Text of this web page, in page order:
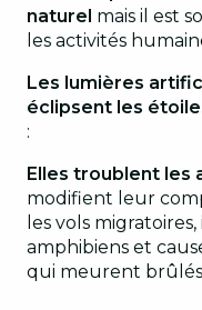
naturel mais il est
les activités
Les lumières
éclipsent les
:
Elles troublent les
modifient leur
les vols
amphibiens et
qui meurent brûlés